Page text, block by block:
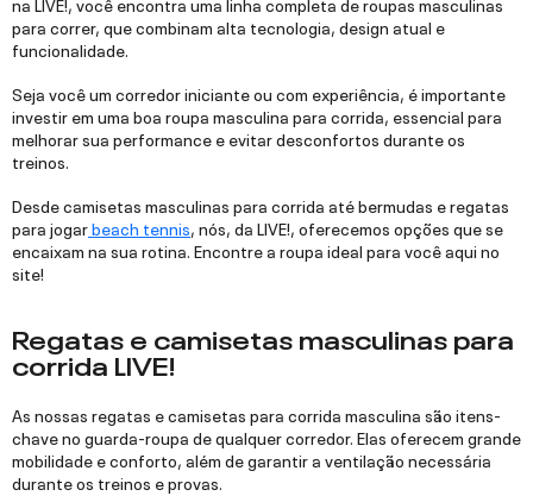
para correr, que combinam alta tecnologia, design atual e
funcionalidade.
Seja você um corredor iniciante ou com experiência, é importante
investir em uma boa roupa masculina para corrida, essencial para
melhorar sua performance e evitar desconfortos durante os
treinos.
Desde camisetas masculinas para corrida até bermudas e regatas
para jogarbeach tennis, nós, da LIVE!, oferecemos opções que se
encaixam na sua rotina. Encontre a roupa ideal para você aqui no
site!
Regatas e camisetas masculinas para
corrida LIVE!
As nossas regatas e camisetas para corrida masculina são itens-
chave no guarda-roupa de qualquer corredor. Elas oferecem grande
mobilidade e conforto, além de garantir a ventilação necessária
durante os treinos e provas.